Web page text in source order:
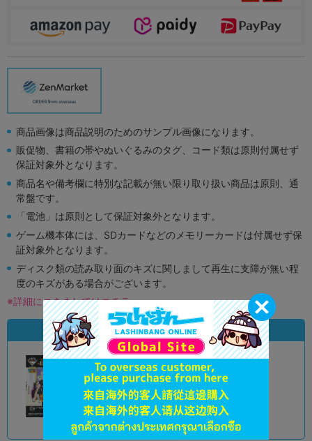
商品画像は商品説明のためのサンプル画像になります。
販促物、書籍の帯やぬいぐるみのタグ、コード類は原則付属せず
保証対象外となります。
商品名や備考欄に特別な記載が無い限り取り扱い商品は原則、通
常盤です。
「電池」は原則として保証対象外となります。
ゲーム機本体には、SDカードなどのメモリーカードは付属せず保
証対象外となります。
ディスク類の読み取り面のキズに関しまして再生に支障が無い程
度のキズがある場合がございます。
※詳細につきましてはコチラ
状態違いの同一商品
状態 : A
オンライン
品切状態 790円 税込